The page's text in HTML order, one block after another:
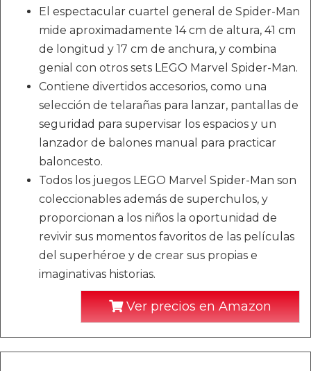
El espectacular cuartel general de Spider-Man
mide aproximadamente 14 cm de altura, 41 cm
de longitud y 17 cm de anchura, y combina
genial con otros sets LEGO Marvel Spider-Man.
Contiene divertidos accesorios, como una
selección de telarañas para lanzar, pantallas de
seguridad para supervisar los espacios y un
lanzador de balones manual para practicar
baloncesto.
Todos los juegos LEGO Marvel Spider-Man son
coleccionables además de superchulos, y
proporcionan a los niños la oportunidad de
revivir sus momentos favoritos de las películas
del superhéroe y de crear sus propias e
imaginativas historias.
Ver precios en Amazon